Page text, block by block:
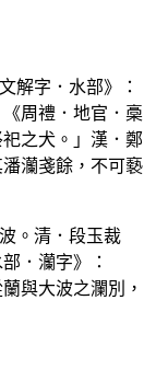
解字．水部》：
《周禮．地官．槀
之犬。」漢．鄭
灡戔餘，不可褻
。清．段玉裁
．灡字》：
與大波之瀾別，